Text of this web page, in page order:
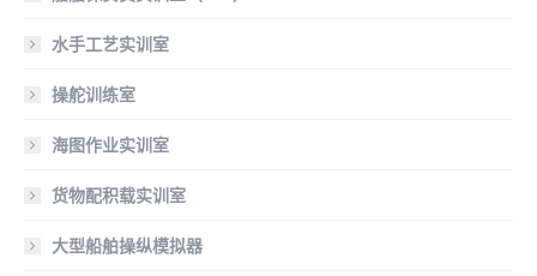
水手工艺实训室
操舵训练室
海图作业实训室
货物配积载实训室
大型船舶操纵模拟器